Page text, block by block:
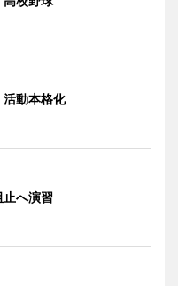
活動本格化
止へ演習